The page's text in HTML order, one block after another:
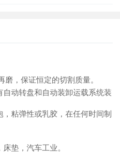
，保证恒定的切割质量。
动转盘和自动装卸运载系统装
粘弹性或乳胶，在任何时间制
垫，汽车工业。